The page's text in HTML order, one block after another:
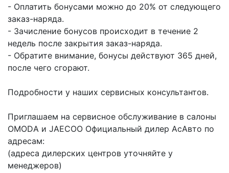
- Оплатить бонусами можно до 20% от следующего
заказ-наряда.
- Зачисление бонусов происходит в течение 2
недель после закрытия заказ-наряда.
- Обратите внимание, бонусы действуют 365 дней,
после чего сгорают.
Подробности у наших сервисных консультантов.
Приглашаем на сервисное обслуживание в салоны
ОМОDА и JAЕСОО Официальный дилер АсАвто по
адресам:
(адреса дилерских центров уточняйте у
менеджеров)